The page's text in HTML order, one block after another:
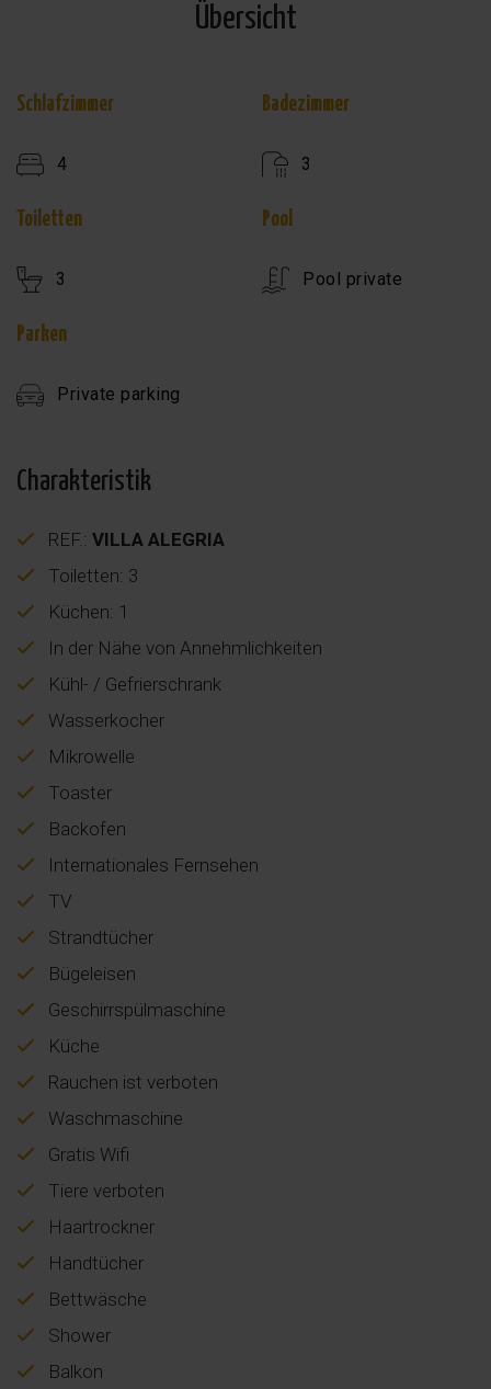
Übersicht
Schlafzimmer
4
Badezimmer
3
Toiletten
3
Pool
Pool private
Parken
Private parking
Charakteristik
REF.: VILLA ALEGRIA
Toiletten: 3
Küchen: 1
In der Nähe von Annehmlichkeiten
Kühl- / Gefrierschrank
Wasserkocher
Mikrowelle
Toaster
Backofen
Internationales Fernsehen
TV
Strandtücher
Bügeleisen
Geschirrspülmaschine
Küche
Rauchen ist verboten
Waschmaschine
Gratis Wifi
Tiere verboten
Haartrockner
Handtücher
Bettwäsche
Shower
Balkon